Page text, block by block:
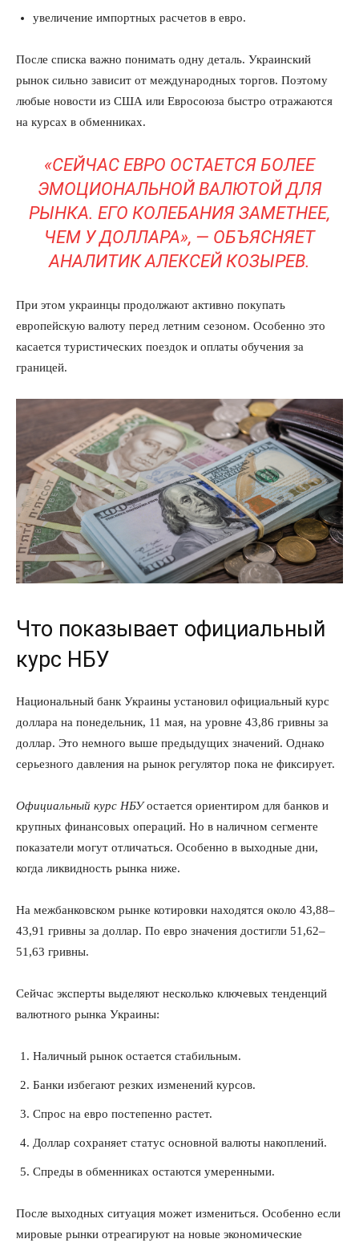
увеличение импортных расчетов в евро.
После списка важно понимать одну деталь. Украинский
рынок сильно зависит от международных торгов. Поэтому
любые новости из США или Евросоюза быстро отражаются
на курсах в обменниках.
«СЕЙЧАС ЕВРО ОСТАЕТСЯ БОЛЕЕ
ЭМОЦИОНАЛЬНОЙ ВАЛЮТОЙ ДЛЯ
РЫНКА. ЕГО КОЛЕБАНИЯ ЗАМЕТНЕЕ,
ЧЕМ У ДОЛЛАРА», — ОБЪЯСНЯЕТ
АНАЛИТИК АЛЕКСЕЙ КОЗЫРЕВ.
При этом украинцы продолжают активно покупать
европейскую валюту перед летним сезоном. Особенно это
касается туристических поездок и оплаты обучения за
границей.
Что показывает официальный
курс НБУ
Национальный банк Украины установил официальный курс
доллара на понедельник, 11 мая, на уровне 43,86 гривны за
доллар. Это немного выше предыдущих значений. Однако
серьезного давления на рынок регулятор пока не фиксирует.
Официальный курс НБУостается ориентиром для банков и
крупных финансовых операций. Но в наличном сегменте
показатели могут отличаться. Особенно в выходные дни,
когда ликвидность рынка ниже.
На межбанковском рынке котировки находятся около 43,88–
43,91 гривны за доллар. По евро значения достигли 51,62–
51,63 гривны.
Сейчас эксперты выделяют несколько ключевых тенденций
валютного рынка Украины:
Наличный рынок остается стабильным.
Банки избегают резких изменений курсов.
Спрос на евро постепенно растет.
Доллар сохраняет статус основной валюты накоплений.
Спреды в обменниках остаются умеренными.
После выходных ситуация может измениться. Особенно если
мировые рынки отреагируют на новые экономические